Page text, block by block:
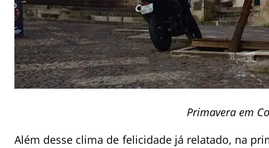
Primavera em
Além desse clima de felicidade já relatado, na